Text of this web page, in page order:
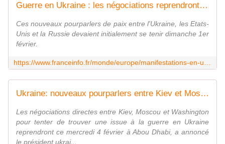
Guerre en Ukraine : les négociations reprendront finalement mercredi et jeudi à Abou Dhabi, annonce Volodymyr Zelensky
Ces nouveaux pourparlers de paix entre l'Ukraine, les Etats-
Unis et la Russie devaient initialement se tenir dimanche 1er
février.
Ukraine: nouveaux pourparlers entre Kiev et Moscou le 4 février, une maternité touchée par une frappe russe
Les négociations directes entre Kiev, Moscou et Washington
pour tenter de trouver une issue à la guerre en Ukraine
reprendront ce mercredi 4 février à Abou Dhabi, a annoncé
le président ukrai...